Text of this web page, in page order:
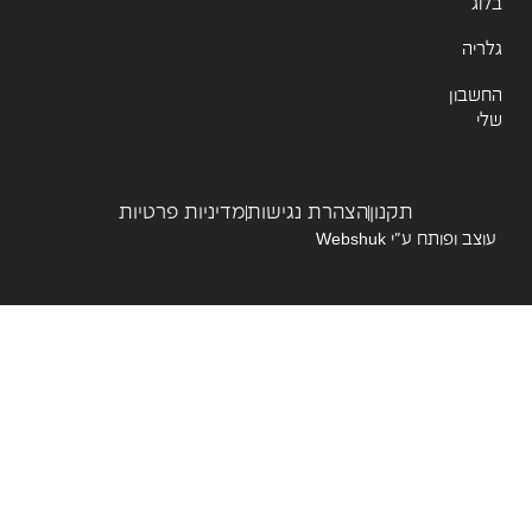
הצהרת נגישותמדיניות פרטיות
ופותח ע”יWebshuk